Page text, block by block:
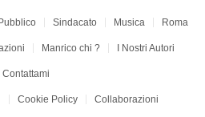
Sindacato Musica Roma
Manrico chi ? I Nostri Autori
Contattami
Cookie Policy Collaborazioni